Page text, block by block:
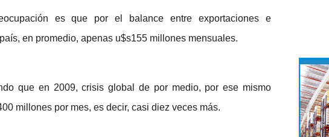
es que por el balance entre exportaciones e
en promedio, apenas u$s155 millones mensuales.
que en 2009, crisis global de por medio, por ese mismo
millones por mes, es decir, casi diez veces más.